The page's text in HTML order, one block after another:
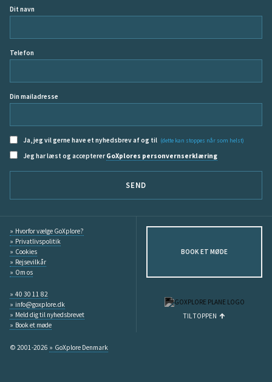
Dit navn
Telefon
Din mailadresse
Ja, jeg vil gerne have et nyhedsbrev af og til (dette kan stoppes når som helst)
Jeg har læst og accepterer GoXplores personvernserklæring
SEND
Hvorfor vælge GoXplore?
Privatlivspolitik
Cookies
Rejsevilkår
Om os
40 30 11 82
info@goxplore.dk
Meld dig til nyhedsbrevet
Book et møde
© 2001-2026 GoXplore Denmark
BOOK ET MØDE
TIL TOPPEN